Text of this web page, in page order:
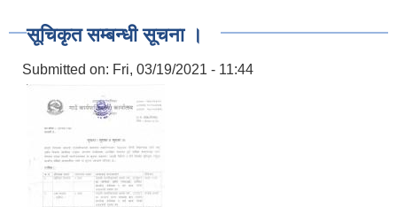
सूचिकृत सम्बन्धी सूचना ।
Submitted on: Fri, 03/19/2021 - 11:44